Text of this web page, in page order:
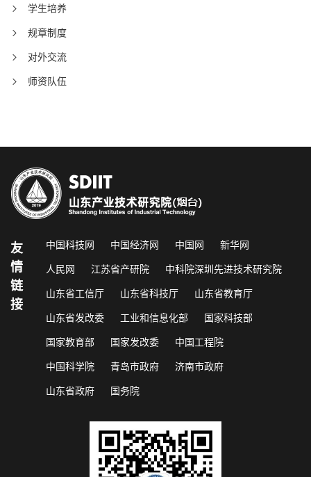
学生培养
规章制度
对外交流
师资队伍
友
情
链
接
中国科技网 中国经济网 中国网
新华网
人民网
江苏省产研院
中科院深圳先进技术研究院
山东省工信厅
山东省科技厅
山东省教育厅
山东省发改委
工业和信息化部
国家科技部
国家教育部
国家发改委
中国工程院
中国科学院
青岛市政府
济南市政府
山东省政府
国务院